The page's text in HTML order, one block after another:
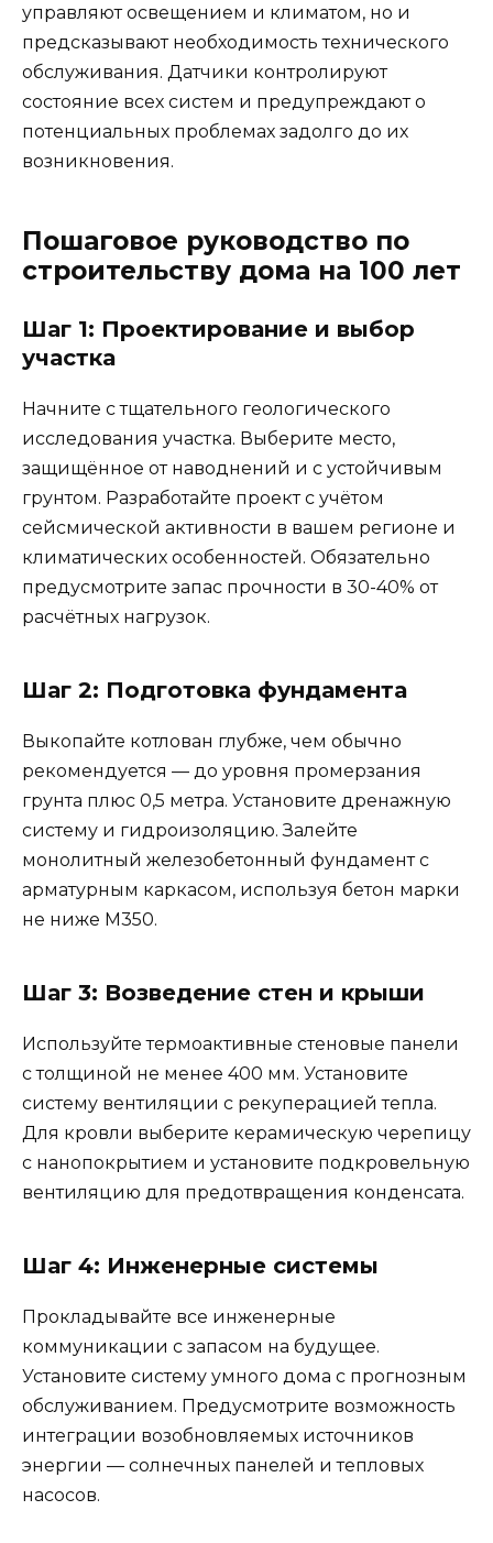
управляют освещением и климатом, но и
предсказывают необходимость технического
обслуживания. Датчики контролируют
состояние всех систем и предупреждают о
потенциальных проблемах задолго до их
возникновения.
Пошаговое руководство по
строительству дома на 100 лет
Шаг 1: Проектирование и выбор
участка
Начните с тщательного геологического
исследования участка. Выберите место,
защищённое от наводнений и с устойчивым
грунтом. Разработайте проект с учётом
сейсмической активности в вашем регионе и
климатических особенностей. Обязательно
предусмотрите запас прочности в 30-40% от
расчётных нагрузок.
Шаг 2: Подготовка фундамента
Выкопайте котлован глубже, чем обычно
рекомендуется — до уровня промерзания
грунта плюс 0,5 метра. Установите дренажную
систему и гидроизоляцию. Залейте
монолитный железобетонный фундамент с
арматурным каркасом, используя бетон марки
не ниже М350.
Шаг 3: Возведение стен и крыши
Используйте термоактивные стеновые панели
с толщиной не менее 400 мм. Установите
систему вентиляции с рекуперацией тепла.
Для кровли выберите керамическую черепицу
с нанопокрытием и установите подкровельную
вентиляцию для предотвращения конденсата.
Шаг 4: Инженерные системы
Прокладывайте все инженерные
коммуникации с запасом на будущее.
Установите систему умного дома с прогнозным
обслуживанием. Предусмотрите возможность
интеграции возобновляемых источников
энергии — солнечных панелей и тепловых
насосов.